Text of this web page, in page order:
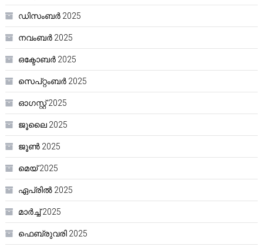
ഡിസംബർ 2025
നവംബർ 2025
ഒക്ടോബർ 2025
സെപ്റ്റംബർ 2025
ഓഗസ്റ്റ്‌ 2025
ജൂലൈ 2025
ജൂൺ 2025
മെയ്‌ 2025
ഏപ്രിൽ 2025
മാർച്ച്‌ 2025
ഫെബ്രുവരി 2025